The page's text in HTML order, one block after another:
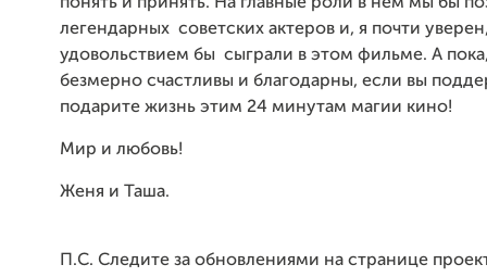
легендарных советских актеров и, я почти
удовольствием бы сыграли в этом фильме. А
безмерно счастливы и благодарны, если вы
подарите жизнь этим 24 минутам магии кино!
Мир и любовь!
Женя и Таша.
П.С. Следите за обновлениями на странице